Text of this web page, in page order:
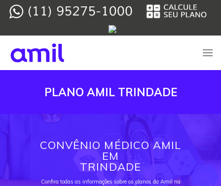
Skip
PLANO AMIL TRINDADE
CONVÊNIO MÉDICO AMIL
EM
TRINDADE
Confira todas as informações sobre os planos da Amil na